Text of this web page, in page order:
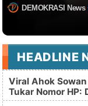
DEMOKRASI News
HEADLINE
Viral Ahok
Tukar Nomor HP: